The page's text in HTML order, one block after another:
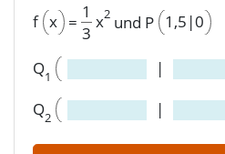
f x =
1
3
x2 und P 1,5|0
Q1 |
Q2 |